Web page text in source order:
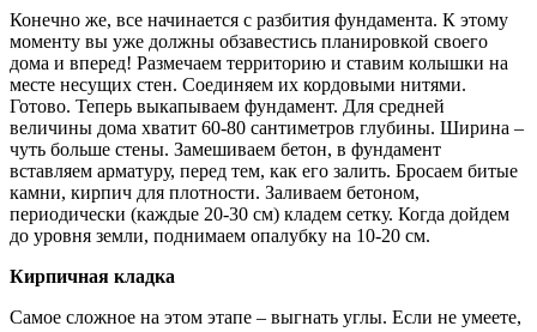
Конечно же, все начинается с разбития фундамента. К этому
моменту вы уже должны обзавестись планировкой своего
дома и вперед! Размечаем территорию и ставим колышки на
месте несущих стен. Соединяем их кордовыми нитями.
Готово. Теперь выкапываем фундамент. Для средней
величины дома хватит 60-80 сантиметров глубины. Ширина –
чуть больше стены. Замешиваем бетон, в фундамент
вставляем арматуру, перед тем, как его залить. Бросаем битые
камни, кирпич для плотности. Заливаем бетоном,
периодически (каждые 20-30 см) кладем сетку. Когда дойдем
до уровня земли, поднимаем опалубку на 10-20 см.
Кирпичная кладка
Самое сложное на этом этапе – выгнать углы. Если не умеете,